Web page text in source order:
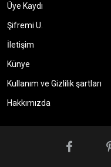
Üye Kaydı
Şifremi U.
İletişim
Künye
Kullanım ve Gizlilik şartları
Hakkımızda